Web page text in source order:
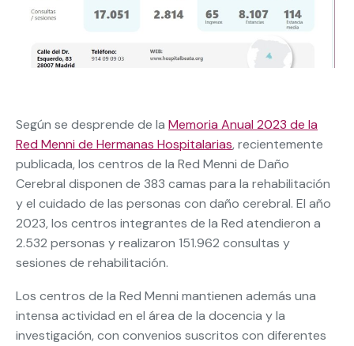
Según se desprende de la Memoria Anual 2023 de la
Red Menni de Hermanas Hospitalarias, recientemente
publicada, los centros de la Red Menni de Daño
Cerebral disponen de 383 camas para la rehabilitación
y el cuidado de las personas con daño cerebral. El año
2023, los centros integrantes de la Red atendieron a
2.532 personas y realizaron 151.962 consultas y
sesiones de rehabilitación.
Los centros de la Red Menni mantienen además una
intensa actividad en el área de la docencia y la
investigación, con convenios suscritos con diferentes